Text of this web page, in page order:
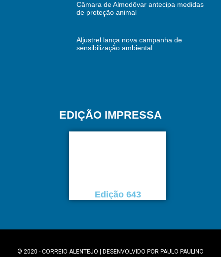
Câmara de Almodôvar antecipa medidas
de proteção animal
Aljustrel lança nova campanha de
sensibilização ambiental
EDIÇÃO IMPRESSA
Edição 643
© 2020 - CORREIO ALENTEJO | DESENVOLVIDO POR PAULO PAULINO